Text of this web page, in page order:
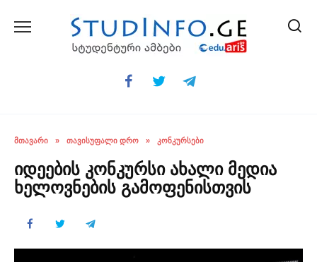
ᲛᲗᲐᲕᲐᲠᲘ » ᲗᲐᲕᲘᲡᲣᲤᲐᲚᲘ ᲓᲠᲝ » ᲙᲝᲜᲙᲣᲠᲡᲔᲑᲘ
იდეების კონკურსი ახალი მედია
ხელოვნების გამოფენისთვის